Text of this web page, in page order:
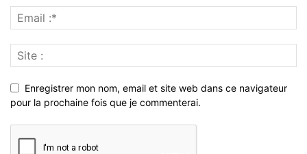
Enregistrer mon nom, email et site web dans ce navigateur
pour la prochaine fois que je commenterai.